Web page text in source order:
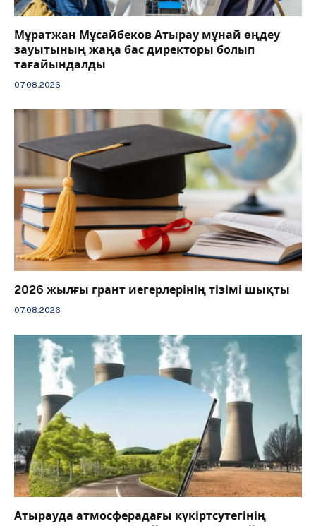
Мұратжан Мұсайбеков Атырау мұнай өңдеу
зауытының жаңа бас директоры болып
тағайындалды
07.08.2026
2026 жылғы грант иегерлерінің тізімі шықты
07.08.2026
Атырауда атмосферадағы күкіртсутегінің